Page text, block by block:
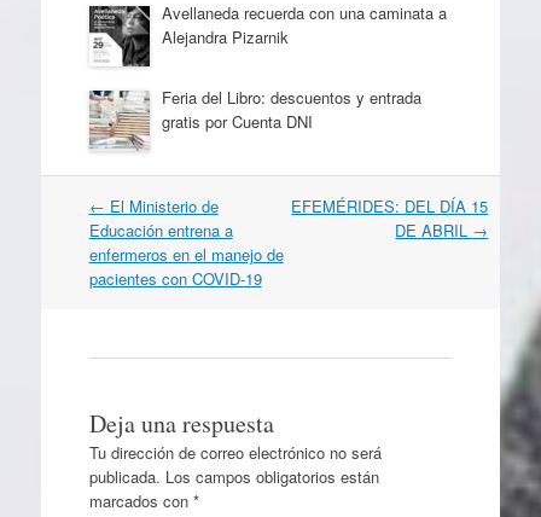
Avellaneda recuerda con una caminata a
Alejandra Pizarnik
Feria del Libro: descuentos y entrada
gratis por Cuenta DNI
Navegación
por
artículos
← El Ministerio de
Educación entrena a
enfermeros en el manejo de
pacientes con COVID-19
EFEMÉRIDES: DEL DÍA 15
DE ABRIL →
Deja una respuesta
Tu dirección de correo electrónico no será
publicada. Los campos obligatorios están
marcados con *